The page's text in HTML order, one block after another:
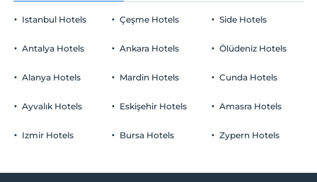
In der Einrichtung
Terrasse
Räume
Fax- und Kopierservice
Rauchen im Zimmer verboten
Kind(er)
kostenlos.
1 Der Aufenthalt für Kind(er) unter dem Alter von 6 ist/sind pro
Istanbul Hotels
Antalya Hotels
Alanya Hotels
Ayvalık Hotels
Izmir Hotels
Çeşme Hotels
Ankara Hotels
Mardin Hotels
Eskişehir Hotels
Bursa Hotels
Side Hotels
Ölüdeniz Hotels
Cunda Hotels
Amasra Hotels
Zypern Hotels